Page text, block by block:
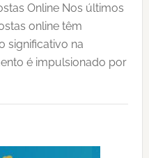
Online Nos últimos
online têm
significativo na
é impulsionado por